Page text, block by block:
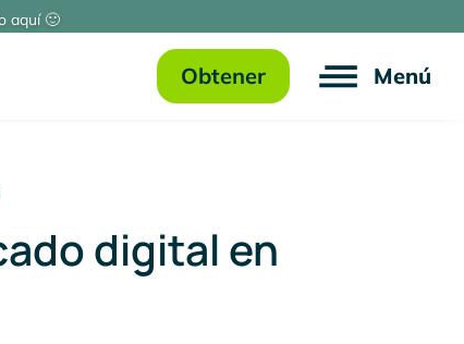
aquí 🙂
Menú
Obtener
digital en